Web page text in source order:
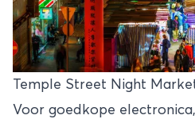
Temple Street Night
Voor goedkope